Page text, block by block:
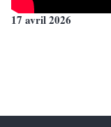
17 avril 2026